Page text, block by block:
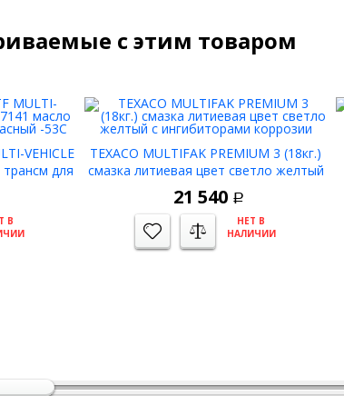
с этим товаром
VEHICLE
для
В
TEXACO MULTIFAK PREMIUM 3 (18кг.)
смазка литиевая цвет светло желтый
с ингибиторами коррозии
21 540 Р
НЕТ В
НАЛИЧИИ